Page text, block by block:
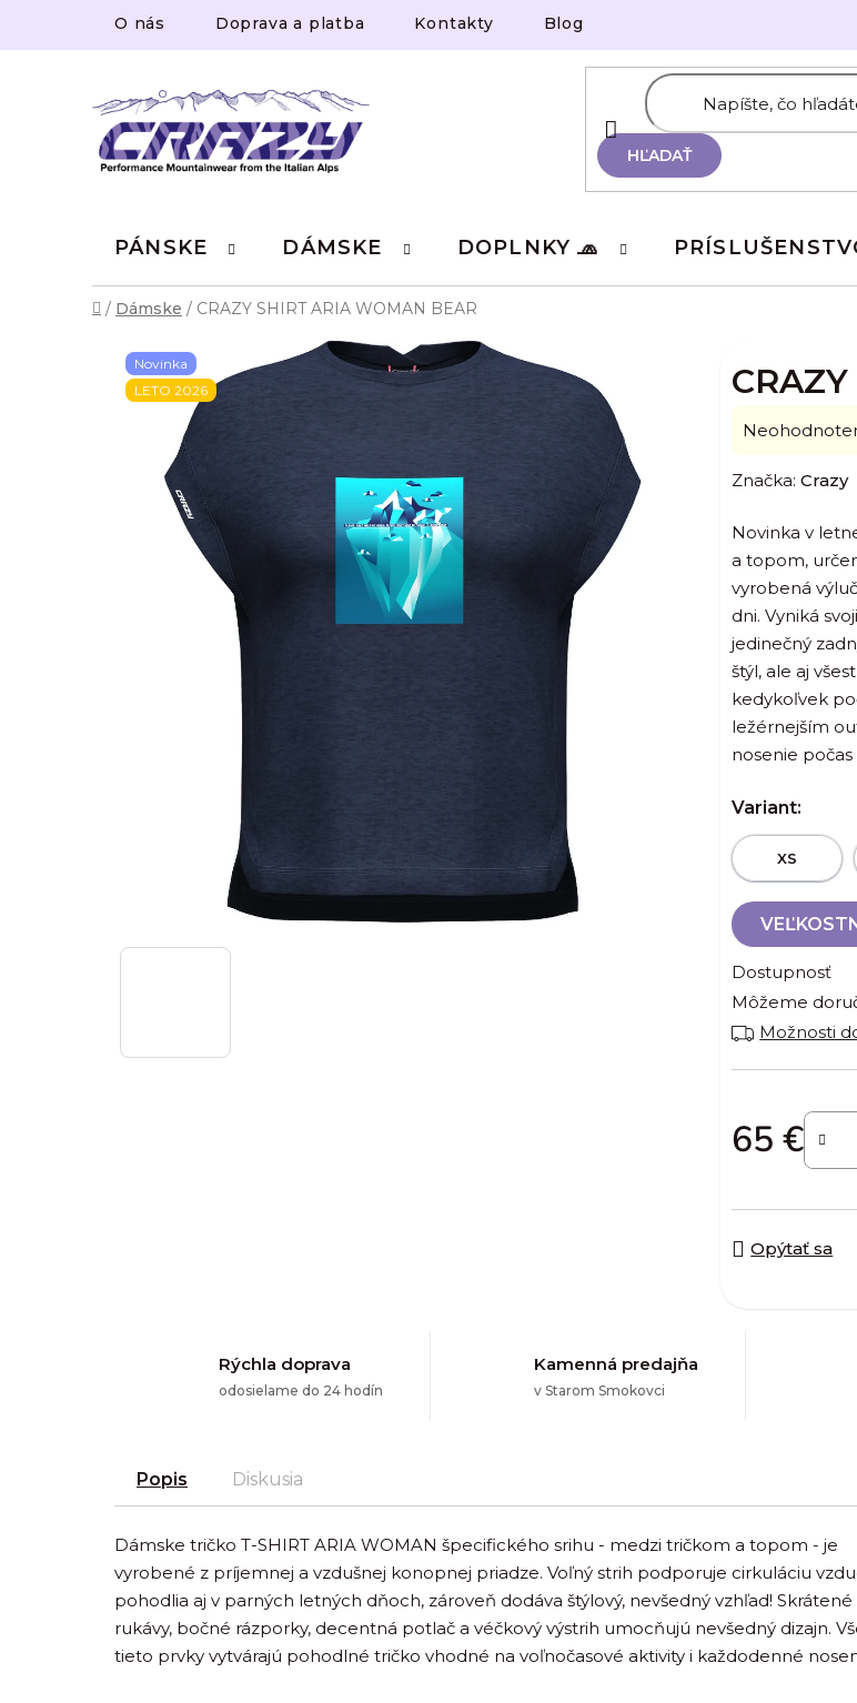
obsah
O nás Doprava a platba Kontakty Blog
HĽADAŤ
PÁNSKE DÁMSKE DOPLNKY 🧢
Domov
/ Dámske / CRAZY SHIRT ARIA WOMAN BEAR
Priemerné
produktu
0,0
z
5
hviezdičiek.
Značka:Crazy
Novinka v
a topom,
vyrobená
dni. Vyniká
jedinečný
štýl, ale aj
kedykoľvek
ležérnejším
nosenie
Variant:
XS
Dostupnosť
Môžeme
Možnosti
65 €
Jednotková
Opýtať sa
Novinka
LETO 2026
Rýchla doprava
odosielame do 24 hodín
Kamenná predajňa
v Starom Smokovci
Popis Diskusia
Dámske tričko T-SHIRT ARIA WOMAN špecifického srihu - medzi tričkom a topom - je
vyrobené z príjemnej a vzdušnej konopnej priadze. Voľný strih podporuje cirkuláciu
pohodlia aj v parných letných dňoch, zároveň dodáva štýlový, nevšedný vzhľad! Skrátené
rukávy, bočné rázporky, decentná potlač a véčkový výstrih umocňujú nevšedný dizajn.
tieto prvky vytvárajú pohodlné tričko vhodné na voľnočasové aktivity i každodenné